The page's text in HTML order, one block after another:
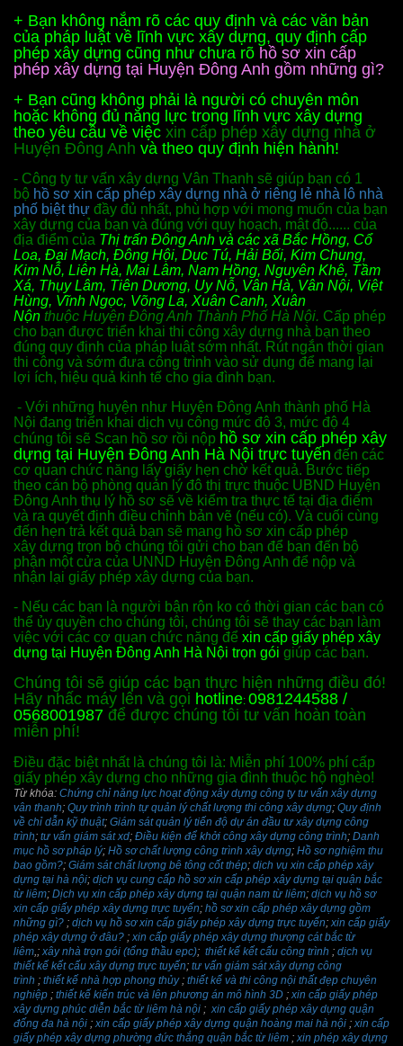
+ Bạn không nắm rõ các quy định và các văn bản
của pháp luật về lĩnh vực xây dựng, quy định cấp
phép xây dựng cũng như chưa rõ hồ sơ xin cấp
phép xây dựng tại Huyện Đông Anh gồm những gì?
+ Bạn cũng không phải là người có chuyên môn
hoặc không đủ năng lực trong lĩnh vực xây dựng
theo yêu cầu về việc xin cấp phép xây dựng nhà ở
Huyện Đông Anh và theo quy định hiện hành!
- Công ty tư vấn xây dựng Vân Thanh sẽ giúp bạn có 1
bộ hồ sơ xin cấp phép xây dựng nhà ở riêng lẻ nhà lô nhà
phố biệt thự đầy đủ nhất, phù hợp với mong muốn của bạn
xây dựng của bạn và đúng với quy hoạch, mật độ...... của
địa điểm của Thị trấn Đông Anh và các xã Bắc Hồng, Cổ
Loa, Đại Mạch, Đông Hội, Dục Tú, Hải Bối, Kim Chung,
Kim Nỗ, Liên Hà, Mai Lâm, Nam Hồng, Nguyên Khê, Tầm
Xá, Thụy Lâm, Tiên Dương, Uy Nỗ, Vân Hà, Vân Nội, Việt
Hùng, Vĩnh Ngọc, Võng La, Xuân Canh, Xuân
Nộn thuộc Huyện Đông Anh Thành Phố Hà Nội. Cấp phép
cho bạn được triển khai thi công xây dựng nhà bạn theo
đúng quy định của pháp luật sớm nhất. Rút ngắn thời gian
thi công và sớm đưa công trình vào sử dụng để mang lại
lợi ích, hiệu quả kinh tế cho gia đình bạn.
- Với những huyện như Huyện Đông Anh thành phố Hà
Nội đang triển khai dịch vụ công mức độ 3, mức độ 4
chúng tôi sẽ Scan hồ sơ rồi nộp hồ sơ xin cấp phép xây
dựng tại Huyện Đông Anh Hà Nội trực tuyến đến các
cơ quan chức năng lấy giấy hẹn chờ kết quả. Bước tiếp
theo cán bộ phòng quản lý đô thị trực thuộc UBND Huyện
Đông Anh thụ lý hồ sơ sẽ về kiểm tra thực tế tại địa điểm
và ra quyết định điều chỉnh bản vẽ (nếu có). Và cuối cùng
đến hẹn trả kết quả bạn sẽ mang hồ sơ xin cấp phép
xây dựng trọn bộ chúng tôi gửi cho bạn để bạn đến bộ
phận một cửa của UNND Huyện Đông Anh để nộp và
nhận lại giấy phép xây dựng của bạn.
- Nếu các bạn là người bận rộn ko có thời gian các bạn có
thể ủy quyền cho chúng tôi, chúng tôi sẽ thay các bạn làm
việc với các cơ quan chức năng để xin cấp giấy phép xây
dựng tại Huyện Đông Anh Hà Nội trọn gói giúp các bạn.
Chúng tôi sẽ giúp các bạn thực hiện những điều đó!
Hãy nhấc máy lên và gọi hotline: 0981244588 /
0568001987 để được chúng tôi tư vấn hoàn toàn
miễn phí!
Điều đặc biệt nhất là chúng tôi là: Miễn phí 100% phí cấp
giấy phép xây dựng cho những gia đình thuộc hộ nghèo!
Từ khóa: Chứng chỉ năng lực hoạt động xây dựng công ty tư vấn xây dựng
vân thanh; Quy trình trình tự quản lý chất lượng thi công xây dựng; Quy định
về chỉ dẫn kỹ thuật; Giám sát quản lý tiến độ dự án đầu tư xây dựng công
trình; tư vấn giám sát xd; Điều kiện để khởi công xây dựng công trình; Danh
mục hồ sơ pháp lý; Hồ sơ chất lượng công trình xây dựng; Hồ sơ nghiệm thu
bao gồm?; Giám sát chất lượng bê tông cốt thép; dịch vụ xin cấp phép xây
dựng tại hà nội; dịch vụ cung cấp hồ sơ xin cấp phép xây dựng tại quận bắc
từ liêm; Dịch vụ xin cấp phép xây dựng tại quận nam từ liêm; dịch vụ hồ sơ
xin cấp giấy phép xây dựng trực tuyến; hồ sơ xin cấp phép xây dựng gồm
những gì? ; dịch vụ hồ sơ xin cấp giấy phép xây dựng trực tuyến;xin cấp giấy
phép xây dựng ở đâu? ;xin cấp giấy phép xây dựng thượng cát bắc từ
liêm,;xây nhà trọn gói (tổng thầu epc); thiết kế kết cấu công trình ; dịch vụ
thiết kế kết cấu xây dựng trực tuyến; tư vấn giám sát xây dựng công
trình ; thiết kế nhà hợp phong thủy; thiết kế và thi công nội thất đẹp chuyên
nghiệp ; thiết kế kiến trúc và lên phương án mô hình 3D ;xin cấp giấy phép
xây dựng phúc diễn bắc từ liêm hà nội ;xin cấp giấy phép xây dựng quận
đống đa hà nội ;xin cấp giấy phép xây dựng quận hoàng mai hà nội ;xin cấp
giấy phép xây dựng phường đức thắng quận bắc từ liêm ;xin phép xây dựng